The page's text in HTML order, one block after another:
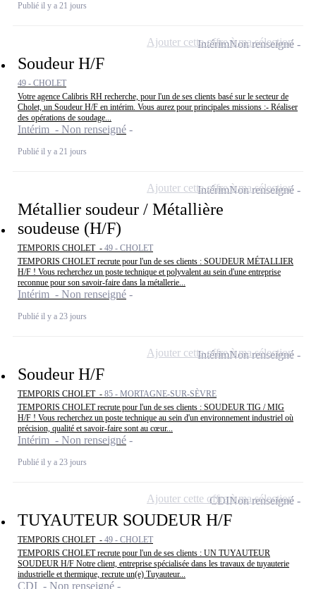
Publié il y a 21 jours
Soudeur H/F
49 - CHOLET
Votre agence Calibris RH recherche, pour l'un de ses clients basé sur le secteur de
Cholet, un Soudeur H/F en intérim. Vous aurez pour principales missions :- Réaliser
des opérations de soudage...
Intérim - Non renseigné
Publié il y a 21 jours
IntérimNon renseigné
Ajouter cette offre à ma sélection
Métallier soudeur / Métallière
soudeuse (H/F)
TEMPORIS CHOLET - 49 - CHOLET
TEMPORIS CHOLET recrute pour l'un de ses clients : SOUDEUR MÉTALLIER
H/F ! Vous recherchez un poste technique et polyvalent au sein d'une entreprise
reconnue pour son savoir-faire dans la métallerie...
Intérim - Non renseigné
Publié il y a 23 jours
IntérimNon renseigné
Ajouter cette offre à ma sélection
Soudeur H/F
TEMPORIS CHOLET - 85 - MORTAGNE-SUR-SÈVRE
TEMPORIS CHOLET recrute pour l'un de ses clients : SOUDEUR TIG / MIG
H/F ! Vous recherchez un poste technique au sein d'un environnement industriel où
précision, qualité et savoir-faire sont au cœur...
Intérim - Non renseigné
Publié il y a 23 jours
IntérimNon renseigné
Ajouter cette offre à ma sélection
TUYAUTEUR SOUDEUR H/F
TEMPORIS CHOLET - 49 - CHOLET
TEMPORIS CHOLET recrute pour l'un de ses clients : UN TUYAUTEUR
SOUDEUR H/F Notre client, entreprise spécialisée dans les travaux de tuyauterie
industrielle et thermique, recrute un(e) Tuyauteur...
CDI - Non renseigné
CDINon renseigné
Ajouter cette offre à ma sélection